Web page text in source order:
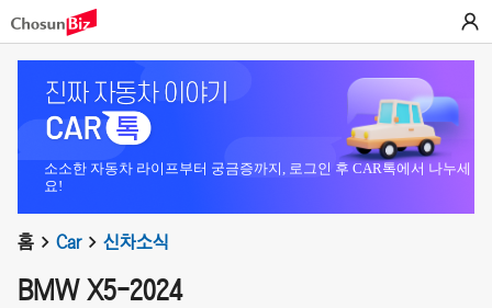
소소한 자동차 라이프부터 궁금증까지, 로그인 후 CAR톡에서 나누세
요!
홈 Car 신차소식
BMW X5-2024